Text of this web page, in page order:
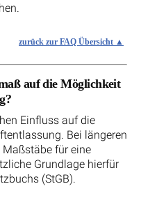
zurück zur FAQ Übersicht
auf die Möglichkeit
Einfluss auf die
Bei längeren
für eine
Grundlage hierfür
(StGB).